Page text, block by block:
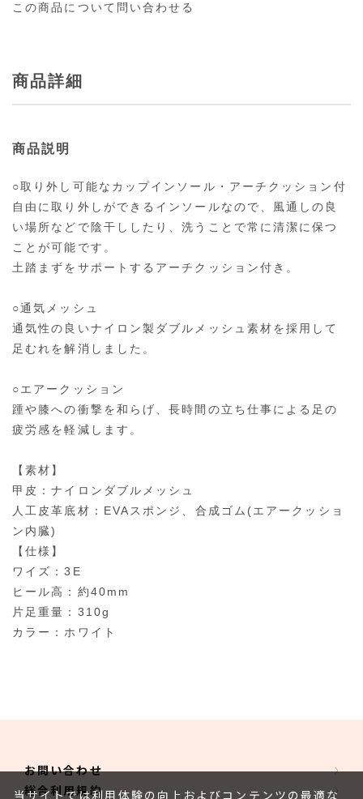
この商品について問い合わせる
商品詳細
商品説明
○取り外し可能なカップインソール・アーチクッション付
自由に取り外しができるインソールなので、風通しの良
い場所などで陰干ししたり、洗うことで常に清潔に保つ
ことが可能です。
土踏まずをサポートするアーチクッション付き。
○通気メッシュ
通気性の良いナイロン製ダブルメッシュ素材を採用して
足むれを解消しました。
○エアークッション
踵や膝への衝撃を和らげ、長時間の立ち仕事による足の
疲労感を軽減します。
【素材】
甲皮：ナイロンダブルメッシュ
人工皮革底材：EVAスポンジ、合成ゴム(エアークッショ
ン内臓)
【仕様】
ワイズ：3E
ヒール高：約40mm
片足重量：310g
カラー：ホワイト
お問い合わせ
総合利用規約
当サイトでは利用体験の向上およびコンテンツの最適な